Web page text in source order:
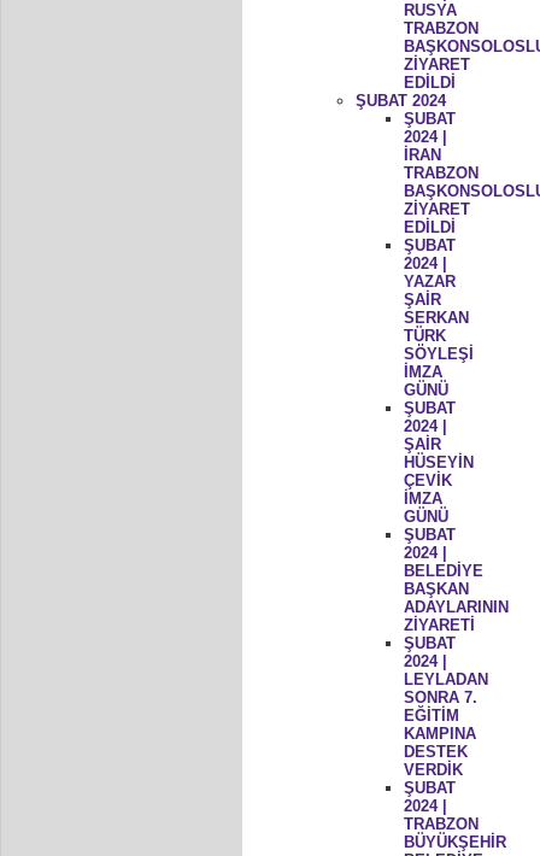
RUSYA
TRABZON
ZİYARET
EDİLDİ
ŞUBAT 2024
ŞUBAT
2024 |
İRAN
TRABZON
ZİYARET
EDİLDİ
ŞUBAT
2024 |
YAZAR
ŞAİR
SERKAN
TÜRK
SÖYLEŞİ
İMZA
GÜNÜ
ŞUBAT
2024 |
ŞAİR
HÜSEYİN
ÇEVİK
İMZA
GÜNÜ
ŞUBAT
2024 |
BELEDİYE
BAŞKAN
ADAYLARININ
ZİYARETİ
ŞUBAT
2024 |
LEYLADAN
SONRA 7.
EĞİTİM
KAMPINA
DESTEK
VERDİK
ŞUBAT
2024 |
TRABZON
BÜYÜKŞEHİR